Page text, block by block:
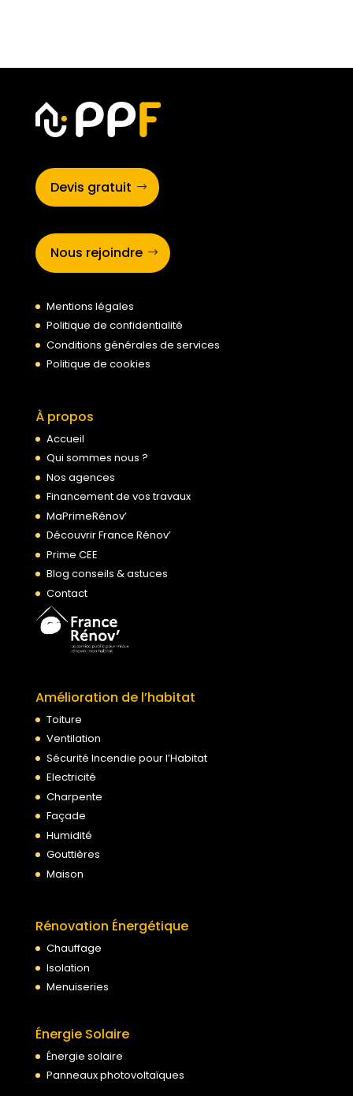
Devis gratuit
Nous rejoindre
Mentions légales
Politique de confidentialité
Conditions générales de services
Politique de cookies
À propos
Accueil
Qui sommes nous ?
Nos agences
Financement de vos travaux
MaPrimeRénov’
Découvrir France Rénov’
Prime CEE
Blog conseils & astuces
Contact
Amélioration de l’habitat
Toiture
Ventilation
Sécurité Incendie pour l’Habitat
Electricité
Charpente
Façade
Humidité
Gouttières
Maison
Rénovation Énergétique
Chauffage
Isolation
Menuiseries
Énergie Solaire
Énergie solaire
Panneaux photovoltaïques